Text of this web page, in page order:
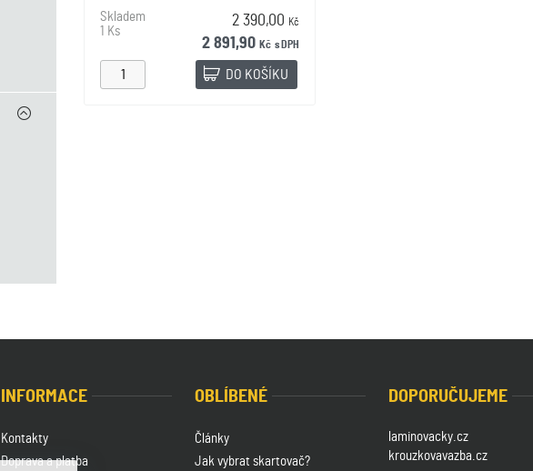
Skladem
1 Ks
2 390,00 Kč
2 891,90 Kč s DPH
DO KOŠÍKU
INFORMACE
Kontakty
Doprava a platba
OBLÍBENÉ
Články
Jak vybrat skartovač?
DOPORUČUJEME
laminovacky.cz
krouzkovavazba.cz